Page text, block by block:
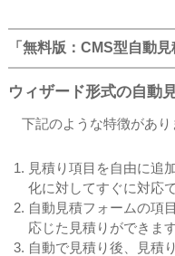
「無料版：CMS型自動
ウィザード形式の自動
下記のような特徴があり
見積り項目を自由に追
化に対してすぐに対応
自動見積フォームの項
応じた見積りができます
自動で見積り後、見積